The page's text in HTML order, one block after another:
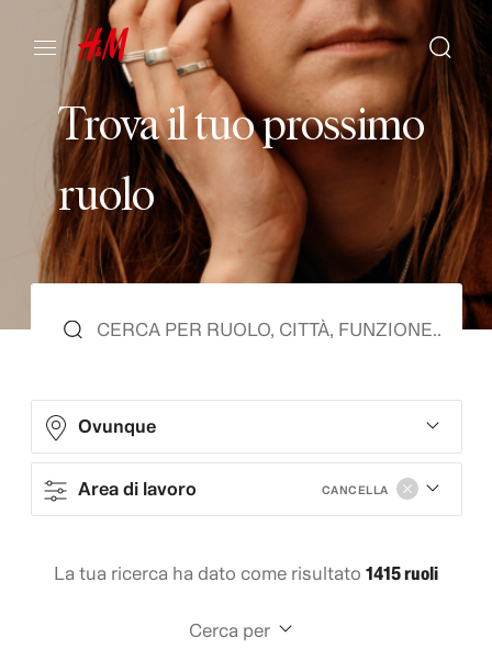
Trovailtuoprossimo
ruolo
Ovunque
Area di lavoro CANCELLA
La tua ricerca ha dato come risultato 1415 ruoli
Cerca per